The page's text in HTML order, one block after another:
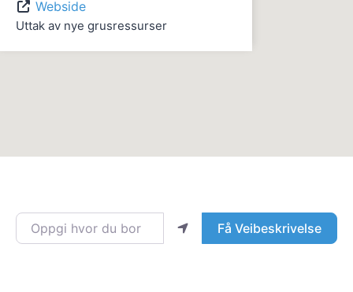
Oppgi hvor du bor Få Veibeskrivelse
Webside
Uttak av nye grusressurser